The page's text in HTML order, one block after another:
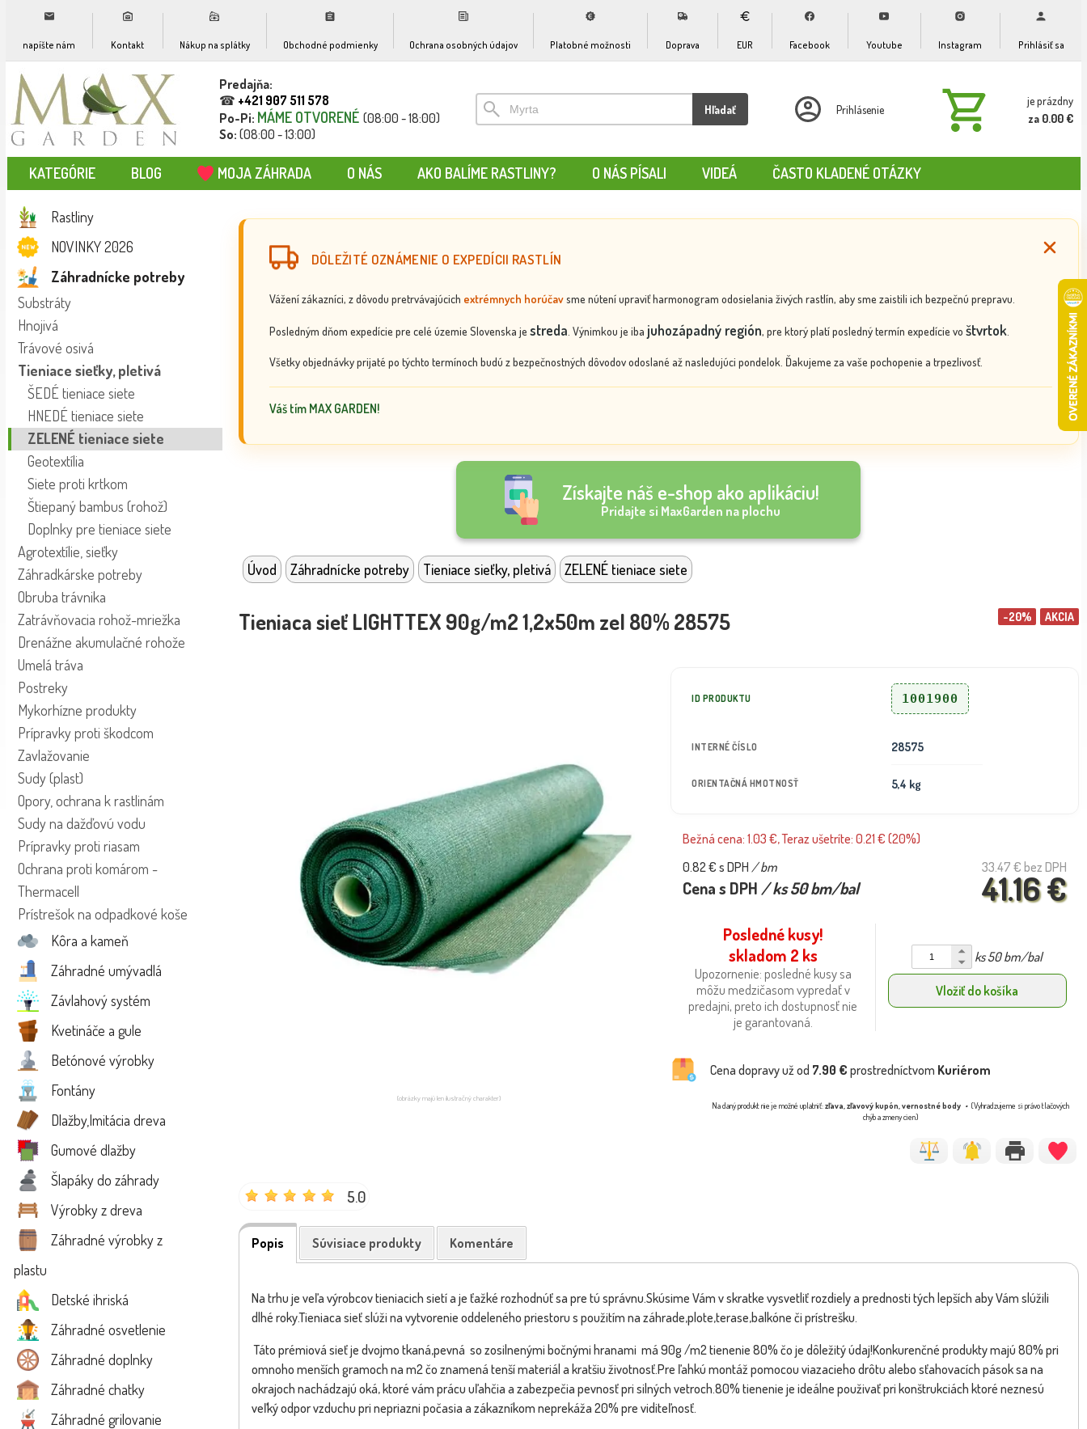
napíšte nám Kontakt Nákup na splátky Obchodné podmienky Ochrana osobných údajov Platobné možnosti Doprava EUR Facebook Youtube Instagram Prihlásiť sa
Predajňa:
☎ +421 907 511 578
Po-Pi: MÁME OTVORENÉ (08:00 - 18:00)
So: (08:00 - 13:00)
Hľadať Prihlásenie
je prázdny
za 0.00 €
KATEGÓRIE BLOG MOJA ZÁHRADA O NÁS AKO BALÍME RASTLINY? O NÁS PÍSALI VIDEÁ ČASTO KLADENÉ OTÁZKY
Rastliny
NOVINKY 2026
Záhradnícke potreby
Substráty
Hnojivá
Trávové osivá
Tieniace sieťky, pletivá
ŠEDÉ tieniace siete
HNEDÉ tieniace siete
ZELENÉ tieniace siete
Geotextília
Siete proti krtkom
Štiepaný bambus (rohož)
Doplnky pre tieniace siete
Agrotextílie, sieťky
Záhradkárske potreby
Obruba trávnika
Zatrávňovacia rohož-mriežka
Drenážne akumulačné rohože
Umelá tráva
Postreky
Mykorhízne produkty
Prípravky proti škodcom
Zavlažovanie
Sudy (plast)
Opory, ochrana k rastlinám
Sudy na dažďovú vodu
Prípravky proti riasam
Ochrana proti komárom -
Thermacell
Prístrešok na odpadkové koše
Kôra a kameň
Záhradné umývadlá
Závlahový systém
Kvetináče a gule
Betónové výrobky
Fontány
Dlažby,Imitácia dreva
Gumové dlažby
Šlapáky do záhrady
Výrobky z dreva
Záhradné výrobky z
plastu
Detské ihriská
Záhradné osvetlenie
Záhradné doplnky
Záhradné chatky
Záhradné grilovanie
DÔLEŽITÉ OZNÁMENIE O EXPEDÍCII RASTLÍN
Vážení zákazníci, z dôvodu pretrvávajúcich extrémnych horúčavsme nútení upraviť harmonogram odosielania živých rastlín, aby sme zaistili ich bezpečnú prepravu.
Posledným dňom expedície pre celé územie Slovenska je streda . Výnimkou je iba juhozápadný región, pre ktorý platí posledný termín expedície vo štvrtok.
Všetky objednávky prijaté po týchto termínoch budú z bezpečnostných dôvodov odoslané až nasledujúci pondelok. Ďakujeme za vaše pochopenie a trpezlivosť.
Váš tím MAX GARDEN!
Získajte náš e-shop ako aplikáciu!
Pridajte si MaxGarden na plochu
Úvod Záhradnícke potreby Tieniace sieťky, pletivá ZELENÉ tieniace siete
AKCIA
-20%
Tieniaca sieť LIGHTTEX 90g/m2 1,2x50m zel 80% 28575
(obrázky majú len ilustračný charakter)
ID PRODUKTU 1001900
INTERNÉ ČÍSLO 28575
ORIENTAČNÁ HMOTNOSŤ 5,4 kg
Bežná cena: 1.03 €, Teraz ušetríte: 0.21 € (20%)
33.47 € bez DPH
0.82 € s DPH / bm
41.16 €
Cena s DPH / ks 50 bm/bal
Posledné kusy!
skladom 2 ks
Upozornenie: posledné kusy sa
môžu medzičasom vypredať v
predajni, preto ich dostupnosť nie
je garantovaná.
ks 50 bm/bal
Vložiť do košíka
Cena dopravy už od 7.90 € prostredníctvom Kuriérom
Na daný produkt nie je možné uplatniť:zľava, zľavový kupón, vernostné body
(Vyhradzujeme si právo tlačových
chýb a zmeny cien)
5.0
Popis Súvisiace produkty Komentáre
Na trhu je veľa výrobcov tieniacich sietí a je ťažké rozhodnúť sa pre tú správnu.Skúsime Vám v skratke vysvetliť rozdiely a prednosti tých lepších aby Vám slúžili
dlhé roky.Tieniaca sieť slúži na vytvorenie oddeleného priestoru s použitím na záhrade,plote,terase,balkóne či prístrešku.
Táto prémiová sieť je dvojmo tkaná,pevná so zosilnenými bočnými hranami má 90g /m2 tienenie 80% čo je dôležitý údaj!Konkurenčné produkty majú 80% pri
omnoho menších gramoch na m2 čo znamená tenší materiál a kratšiu životnosť.Pre ľahkú montáž pomocou viazacieho drôtu alebo sťahovacích pások sa na
okrajoch nachádzajú oká, ktoré vám prácu uľahčia a zabezpečia pevnosť pri silných vetroch.80% tienenie je ideálne použivať pri konštrukciách ktoré neznesú
veľký odpor vzduchu pri nepriazni počasia a zákazníkom neprekáža 20% pre viditeľnosť.